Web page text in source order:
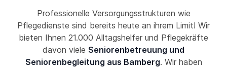
Professionelle Versorgungsstrukturen wie
Pflegedienste sind bereits heute an ihrem Limit! Wir
bieten Ihnen 21.000 Alltagshelfer und Pflegekräfte
davon viele Seniorenbetreuung und
Seniorenbegleitung aus Bamberg. Wir haben